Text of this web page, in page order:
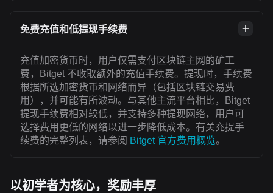
免费充值和低提现手续费
充值加密货币时，用户仅需支付区块链主网的矿工
费，Bitget 不收取额外的充值手续费。提现时，手续费
根据所选加密货币和网络而异（包括区块链交易费
用），并可能有所波动。与其他主流平台相比，Bitget
提现手续费相对较低，并支持多种提现网络，用户可
选择费用更低的网络以进一步降低成本。有关充提手
续费的完整列表，请参阅 Bitget 官方费用概览。
以初学者为核心，奖励丰厚